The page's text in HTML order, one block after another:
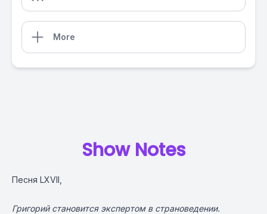
More
Show Notes
Песня LXVII,
Григорий становится экспертом в страноведении.